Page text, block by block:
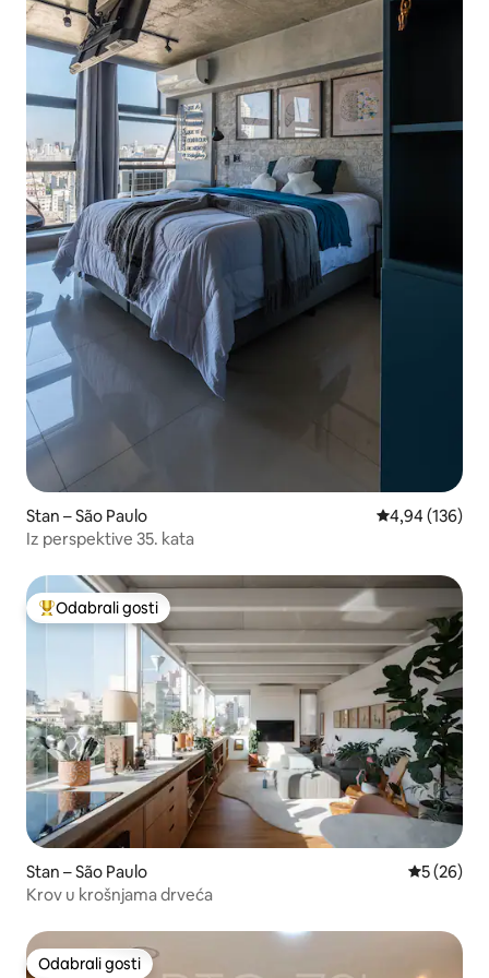
Stan – São Paulo Prosječna
4,94 (136)
Iz perspektive 35. kata
Među najviše rangiranima s oznakom „Odabrali gosti”
Odabrali gosti
Stan – São Paulo Prosječna
5 (26)
Krov u krošnjama drveća
Odabrali gosti
Odabrali gosti